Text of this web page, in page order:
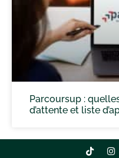
Parcoursup :
d’attente et liste